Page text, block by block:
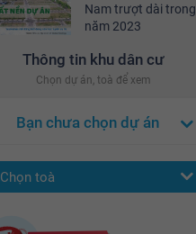
Nam trượt dài trong
năm 2023
Thông tin khu dân cư
Chọn dự án, toà để xem
Bạn chưa chọn dự án
Chọn toà